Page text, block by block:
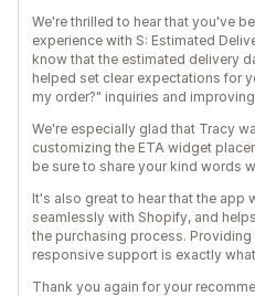
We're thrilled to hear that you've
experience with S: Estimated
know that the estimated delivery
helped set clear expectations for
my order?" inquiries and
We're especially glad that Tracy
customizing the ETA widget
be sure to share your kind words
It's also great to hear that the app
seamlessly with Shopify, and
the purchasing process.
responsive support is exactly
Thank you again for your